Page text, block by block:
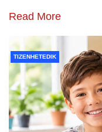
Read More
TIZENHETEDIK